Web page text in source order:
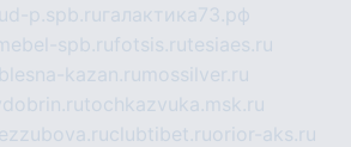
d-p.spb.ru галактика73.рф
spb.rufotsis.rutesiaes.ru
blesna-kazan.ru mossilver.ru
tochkazvuka.msk.ru
clubtibet.ruorior-aks.ru